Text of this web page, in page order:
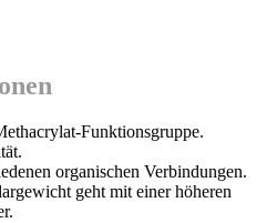
Funktionsgruppe.
organischen Verbindungen.
geht mit einer höheren